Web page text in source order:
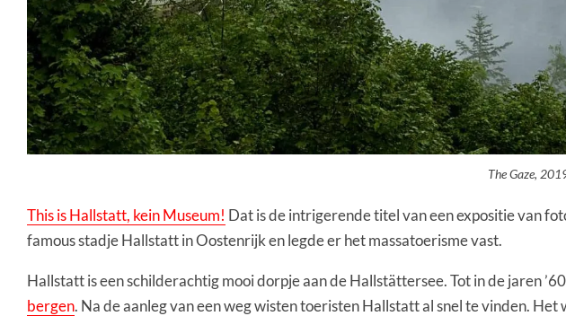
The Gaze,
This is Hallstatt, kein Museum! Dat is de intrigerende titel van een expositie van
famous stadje Hallstatt in Oostenrijk en legde er het massatoerisme vast.
Hallstatt is een schilderachtig mooi dorpje aan de Hallstättersee. Tot in de jaren
bergen. Na de aanleg van een weg wisten toeristen Hallstatt al snel te vinden.